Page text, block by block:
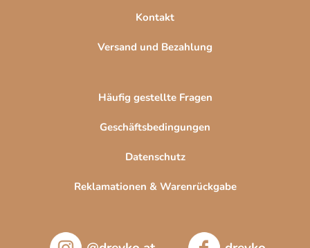
Kontakt
Versand und Bezahlung
Häufig gestellte Fragen
Geschäftsbedingungen
Datenschutz
Reklamationen & Warenrückgabe